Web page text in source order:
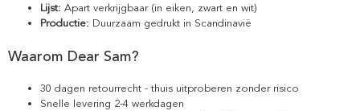
Lijst: Apart verkrijgbaar (in eiken, zwart en wit)
Productie: Duurzaam gedrukt in Scandinavië
Waarom Dear Sam?
30 dagen retourrecht - thuis uitproberen zonder risico
Snelle levering 2-4 werkdagen